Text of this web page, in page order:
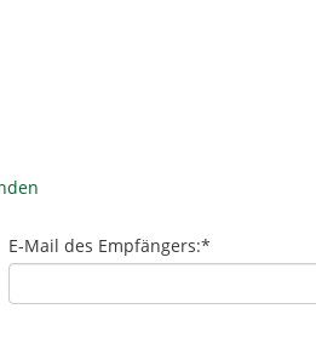
E-Mail des Empfängers:*